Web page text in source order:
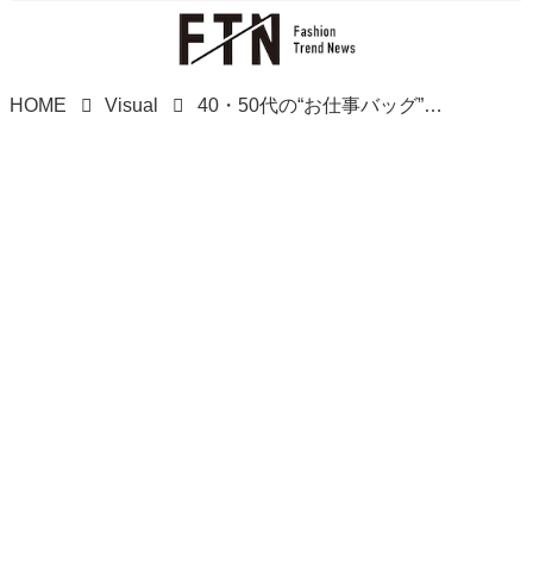
HOME Visual 40・50代の“お仕事バッグ”→【ハニーズ】で新調！ 上品でオシャレ♡「高見えアイテム」